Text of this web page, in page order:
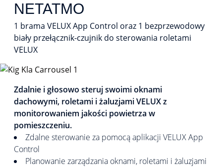
NETATMO
1 brama VELUX App Control oraz 1 bezprzewodowy
biały przełącznik-czujnik do sterowania roletami
VELUX
Zdalnie i głosowo steruj swoimi oknami
dachowymi, roletami i żaluzjami VELUX z
monitorowaniem jakości powietrza w
pomieszczeniu.
Zdalne sterowanie za pomocą aplikacji VELUX App
Control
Planowanie zarządzania oknami, roletami i żaluzjami